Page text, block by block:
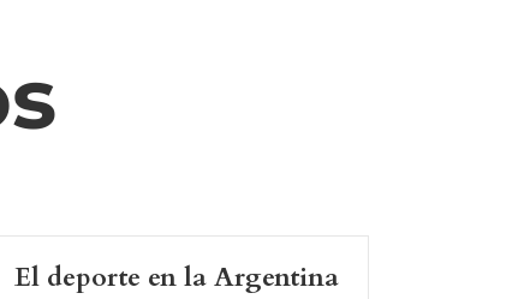
El deporte en la Argentina